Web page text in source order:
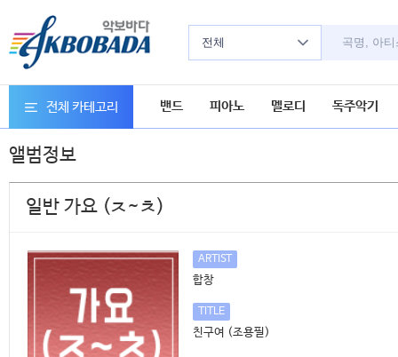
전체
전체 카테고리 밴드 피아노 멜로디 독주악기
앨범정보
일반 가요 (ㅈ~ㅊ)
ARTIST
합창
TITLE
친구여 (조용필)